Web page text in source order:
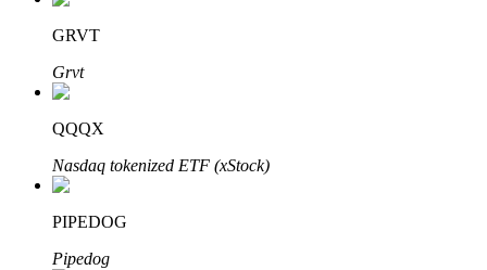
了解如何賺取穩定收入
Bitrue
合夥人計劃
GRVT
Grvt
QQQX
Nasdaq tokenized ETF (xStock)
PIPEDOG
Pipedog